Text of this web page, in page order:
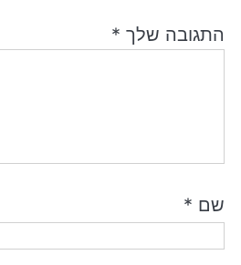
התגובה שלך *
שם *